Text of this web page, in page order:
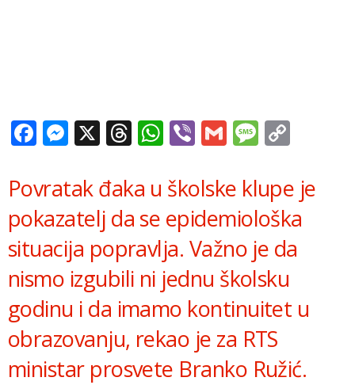
Facebook
Messenger
X Threads
WhatsApp
ViberGmail
Povratak đaka u školske klupe je
pokazatelj da se epidemiološka
situacija popravlja. Važno je da
nismo izgubili ni jednu školsku
godinu i da imamo kontinuitet u
obrazovanju, rekao je za RTS
ministar prosvete Branko Ružić.